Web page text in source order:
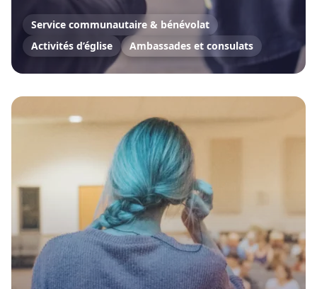
Service communautaire & bénévolat
Activités d’église
Ambassades et consulats